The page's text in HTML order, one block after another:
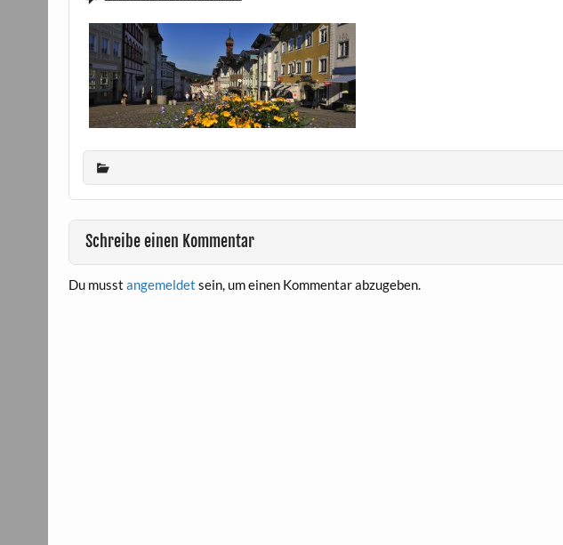
Schreibe einen Kommentar
Du musst angemeldet sein, um einen Kommentar abzugeben.